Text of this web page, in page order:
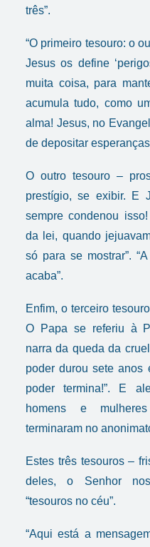
três”.
“O primeiro tesouro: o
Jesus os define
muita coisa, para
acumula tudo, como
alma! Jesus, no
de depositar
O outro tesouro –
prestígio, se exibir. E
sempre condenou
da lei, quando
só para se mostrar”.
acaba”.
Enfim, o terceiro
O Papa se referiu à
narra da queda da
poder durou sete anos
poder termina!”. E
homens e
terminaram no
Estes três tesouros –
deles, o Senhor
“tesouros no céu”.
“Aqui está a